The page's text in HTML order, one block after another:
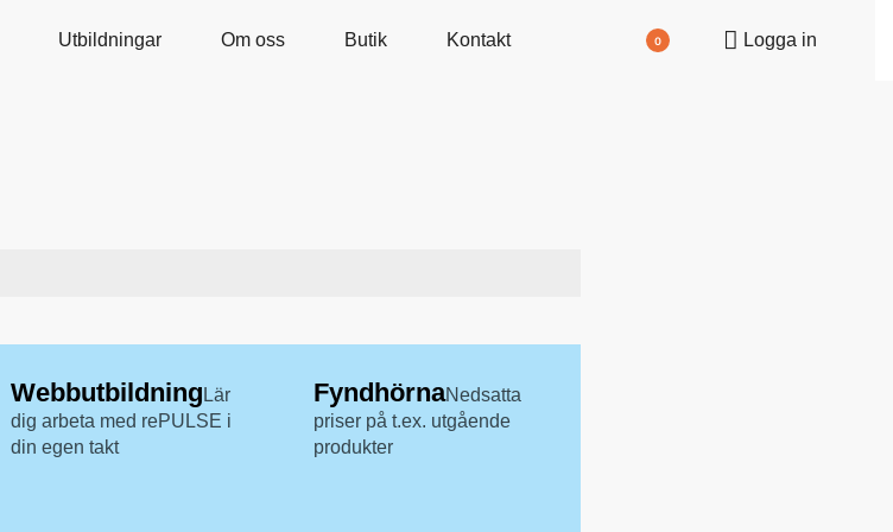
Utbildningar Om oss Butik Kontakt 0 Logga in
Webbutbildning Lär
dig arbeta med rePULSE i
din egen takt
FyndhörnaNedsatta
priser på t.ex. utgående
produkter